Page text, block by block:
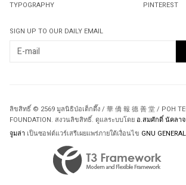
TYPOGRAPHY
PINTEREST
SIGN UP TO OUR DAILY EMAIL
ลิขสิทธิ์ © 2569 มูลนิธิป่อเต็กตึ๊ง / 華 僑 報 德 善 堂 / POH
FOUNDATION. สงวนลิขสิทธิ์. ดูแลระบบโดย อ.สมศักดิ์ นัคลา
จูมล่า เป็นซอฟต์แวร์เสรีเผยแพร่ภายใต้เงื่อนไข GNU